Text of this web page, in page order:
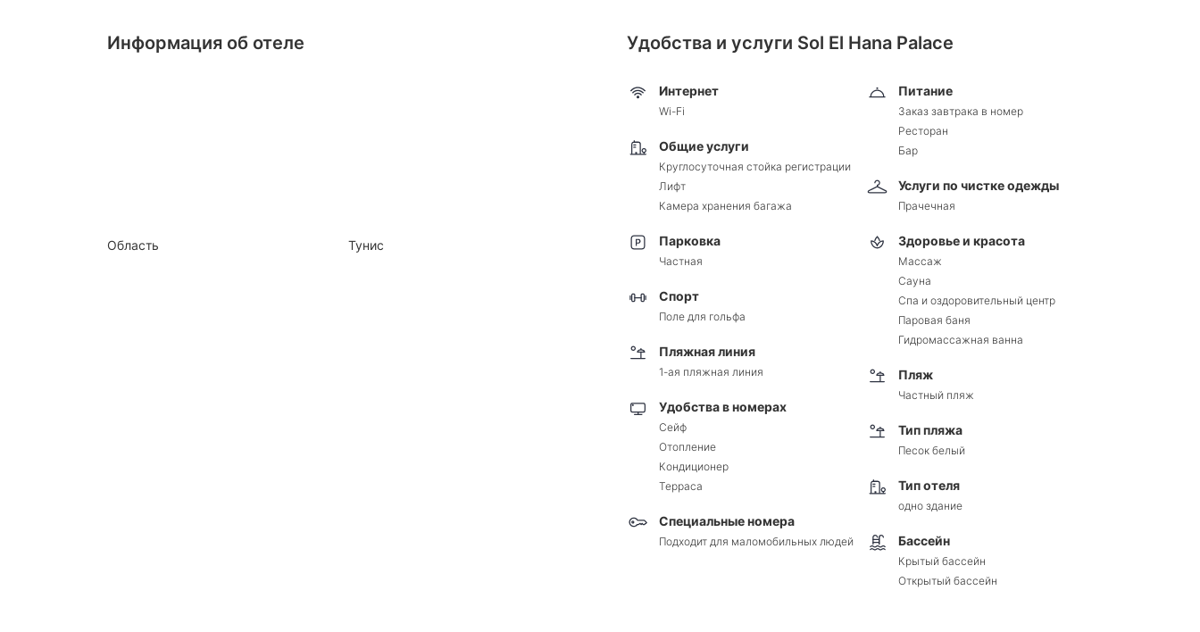
Информация об отеле
Область Тунис
Удобства и услуги Sol El Hana Palace
Интернет
Wi-Fi
Общие услуги
Круглосуточная стойка регистрации
Лифт
Камера хранения багажа
Парковка
Частная
Спорт
Поле для гольфа
Пляжная линия
1-ая пляжная линия
Удобства в номерах
Сейф
Отопление
Кондиционер
Терраса
Специальные номера
Подходит для маломобильных людей
Питание
Заказ завтрака в номер
Ресторан
Бар
Услуги по чистке одежды
Прачечная
Здоровье и красота
Массаж
Сауна
Спа и оздоровительный центр
Паровая баня
Гидромассажная ванна
Пляж
Частный пляж
Тип пляжа
Песок белый
Тип отеля
одно здание
Бассейн
Крытый бассейн
Открытый бассейн